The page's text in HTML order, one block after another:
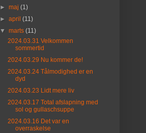
►maj(1)
►april(11)
▼marts(11)
2024.03.31 Velkommen
sommertid
2024.03.29 Nu kommer de!
2024.03.24 Tålmodighed er en
dyd
2024.03.23 Lidt mere liv
2024.03.17 Total afslapning med
sol og gullaschsuppe
2024.03.16 Det var en
overraskelse